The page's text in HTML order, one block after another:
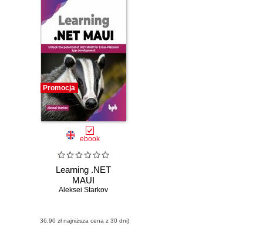
Promocja
ebook
Learning .NET
MAUI
Aleksei Starkov
(36,90 zł najniższa cena z 30 dni)